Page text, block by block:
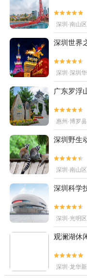


深圳·南山区
深圳世界


深圳·深圳
广东罗浮


惠州·博罗县
深圳野生


深圳·南山区
深圳科学


深圳·光明区
观澜湖休


深圳·龙华